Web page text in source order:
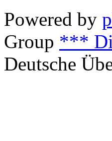
Powered by
Group ***
Deutsche